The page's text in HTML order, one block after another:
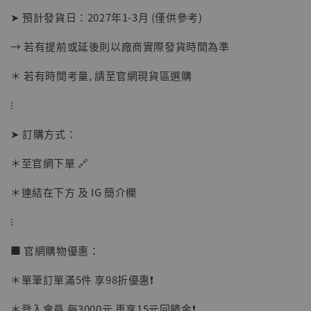
【店內現貨】海賊王 系列蒐藏雕像 布魯克達
摩 [7STARS Studio]
NT$ 1,500
➤ 預計發貨日：2027年1-3月 (僅供參考)
→ 若有提前或延後則以廠商實際發貨時間為準
＊ 若有時間考量, 請至官網現貨區選購
⁝
➤ 訂購方式：
＊至官網下單 🔗
＊連結在下方 及 IG 簡介欄
⁝
■ 官網購物優惠：
＊單筆訂單滿5件 享98折優惠❗️